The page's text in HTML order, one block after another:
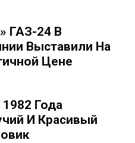
ГАЗ-24 В
Выставили На
Цене
Года
И Красивый